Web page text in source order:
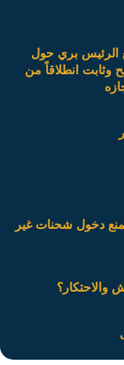
الرئيس بري حول
وثابت انطلاقاً من
دخول شحنات غير
والاحتكار؟